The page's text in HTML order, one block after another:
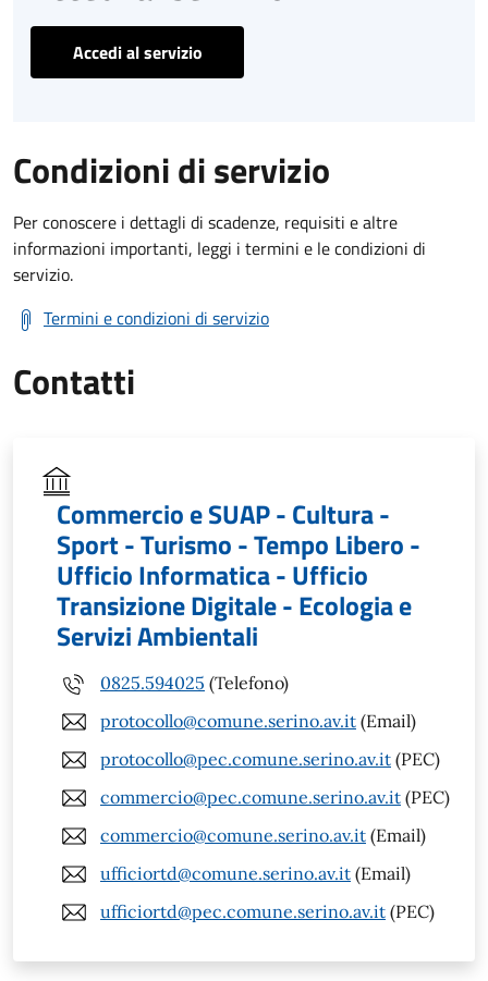
Accedi al servizio
Condizioni di servizio
Per conoscere i dettagli di scadenze, requisiti e altre
informazioni importanti, leggi i termini e le condizioni di
servizio.
Termini e condizioni di servizio
Contatti
Commercio e SUAP - Cultura -
Sport - Turismo - Tempo Libero -
Ufficio Informatica - Ufficio
Transizione Digitale - Ecologia e
Servizi Ambientali
0825.594025 (Telefono)
protocollo@comune.serino.av.it (Email)
protocollo@pec.comune.serino.av.it (PEC)
commercio@pec.comune.serino.av.it (PEC)
commercio@comune.serino.av.it (Email)
ufficiortd@comune.serino.av.it (Email)
ufficiortd@pec.comune.serino.av.it (PEC)